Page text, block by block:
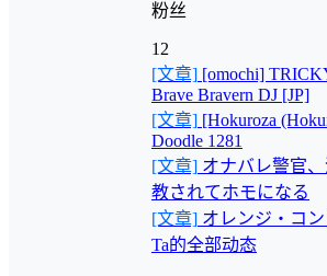
粉丝
12
[文章] [omochi]
Brave Bravern DJ [JP]
[文章] [Hokuroza
Doodle 1281
[文章] オナバレ警官
教されてホモになる
[文章] オレンジ・コ
Ta的全部动态